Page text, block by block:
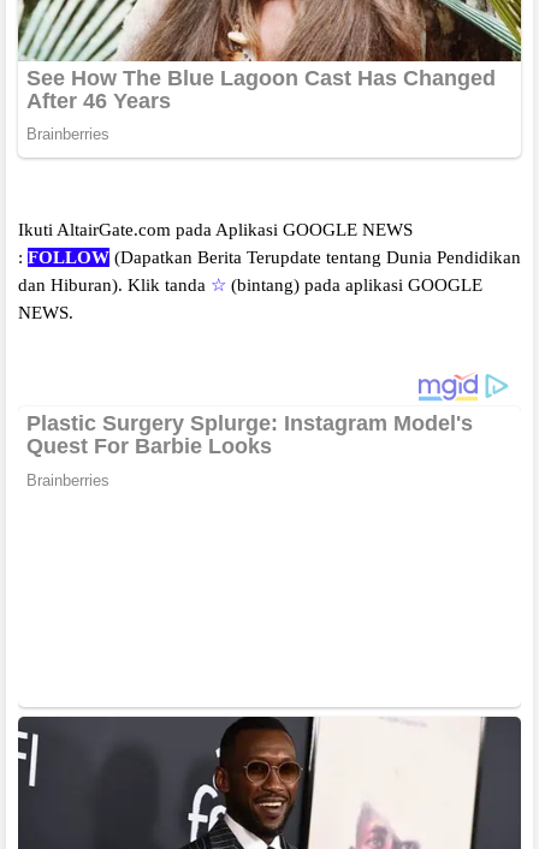
Ikuti AltairGate.com pada Aplikasi GOOGLE NEWS
: FOLLOW (Dapatkan Berita Terupdate tentang Dunia Pendidikan
dan Hiburan). Klik tanda ☆ (bintang) pada aplikasi GOOGLE
NEWS.